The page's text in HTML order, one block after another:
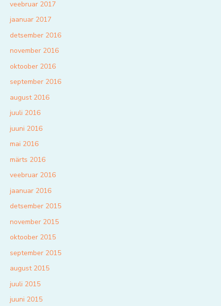
veebruar 2017
jaanuar 2017
detsember 2016
november 2016
oktoober 2016
september 2016
august 2016
juuli 2016
juuni 2016
mai 2016
märts 2016
veebruar 2016
jaanuar 2016
detsember 2015
november 2015
oktoober 2015
september 2015
august 2015
juuli 2015
juuni 2015